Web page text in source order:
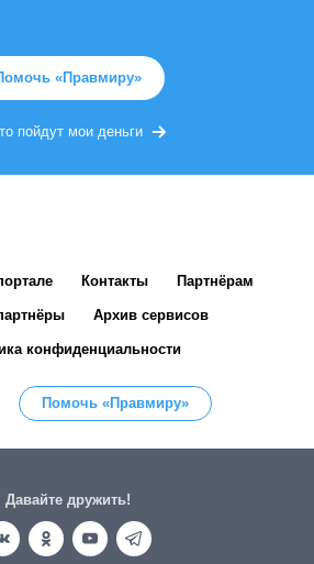
«Правмиру»
пойдут мои деньги
Контакты Партнёрам
Архив сервисов
конфиденциальности
Помочь «Правмиру»
Давайте дружить!